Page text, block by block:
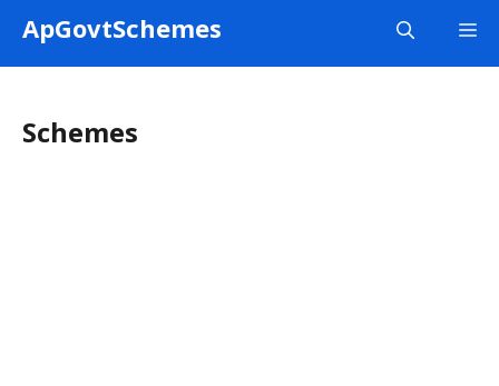
ApGovtSchemes
Schemes